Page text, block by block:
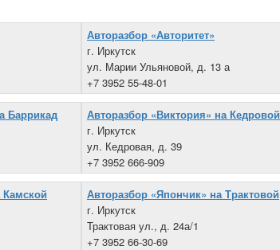
Авторазбор «Авторитет»
г. Иркутск
ул. Марии Ульяновой, д. 13 а
+7 3952 55-48-01
Баррикад
Авторазбор «Виктория» на Кедровой
г. Иркутск
ул. Кедровая, д. 39
+7 3952 666-909
Авторазбор «Япончик» на Трактовой
г. Иркутск
Трактовая ул., д. 24а/1
+7 3952 66-30-69